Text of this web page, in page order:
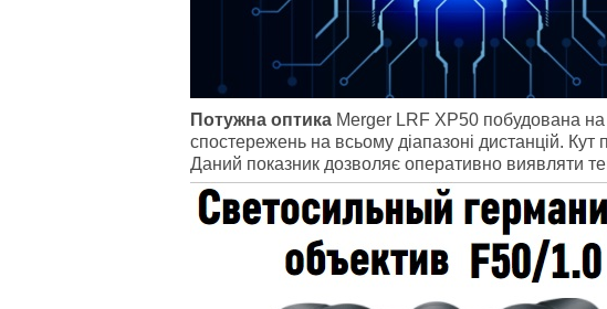
Потужна оптика Merger LRF XP50 побудована на
спостережень на всьому діапазоні дистанцій. Кут
Даний показник дозволяє оперативно виявляти